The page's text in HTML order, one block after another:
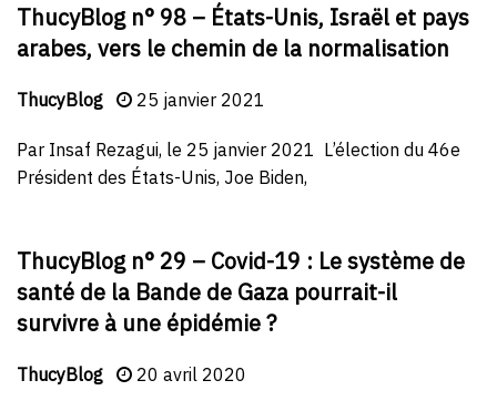
ThucyBlog n° 98 – États-Unis, Israël et pays
arabes, vers le chemin de la normalisation
ThucyBlog 25 janvier 2021
Par Insaf Rezagui, le 25 janvier 2021 L’élection du 46e
Président des États-Unis, Joe Biden,
ThucyBlog n° 29 – Covid-19 : Le système de
santé de la Bande de Gaza pourrait-il
survivre à une épidémie ?
ThucyBlog 20 avril 2020